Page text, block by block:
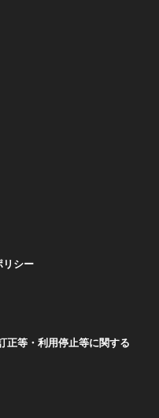
リシー
正等・利用停止等に関する